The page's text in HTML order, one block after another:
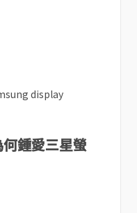
鍾愛三星螢